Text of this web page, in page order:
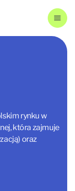
rynku w
która zajmuje
oraz